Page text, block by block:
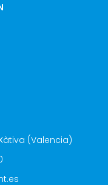
(Valencia)